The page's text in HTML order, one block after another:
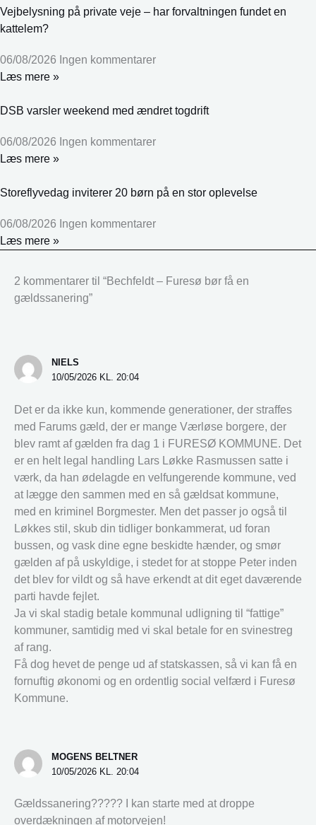
Vejbelysning på private veje – har forvaltningen fundet en
kattelem?
06/08/2026 Ingen kommentarer
Læs mere »
DSB varsler weekend med ændret togdrift
06/08/2026 Ingen kommentarer
Læs mere »
Storeflyvedag inviterer 20 børn på en stor oplevelse
06/08/2026 Ingen kommentarer
Læs mere »
2 kommentarer til “Bechfeldt – Furesø bør få en
gældssanering”
NIELS
10/05/2026 KL. 20:04
Det er da ikke kun, kommende generationer, der straffes
med Farums gæld, der er mange Værløse borgere, der
blev ramt af gælden fra dag 1 i FURESØ KOMMUNE. Det
er en helt legal handling Lars Løkke Rasmussen satte i
værk, da han ødelagde en velfungerende kommune, ved
at lægge den sammen med en så gældsat kommune,
med en kriminel Borgmester. Men det passer jo også til
Løkkes stil, skub din tidliger bonkammerat, ud foran
bussen, og vask dine egne beskidte hænder, og smør
gælden af på uskyldige, i stedet for at stoppe Peter inden
det blev for vildt og så have erkendt at dit eget daværende
parti havde fejlet.
Ja vi skal stadig betale kommunal udligning til “fattige”
kommuner, samtidig med vi skal betale for en svinestreg
af rang.
Få dog hevet de penge ud af statskassen, så vi kan få en
fornuftig økonomi og en ordentlig social velfærd i Furesø
Kommune.
MOGENS BELTNER
10/05/2026 KL. 20:04
Gældssanering????? I kan starte med at droppe
overdækningen af motorvejen!